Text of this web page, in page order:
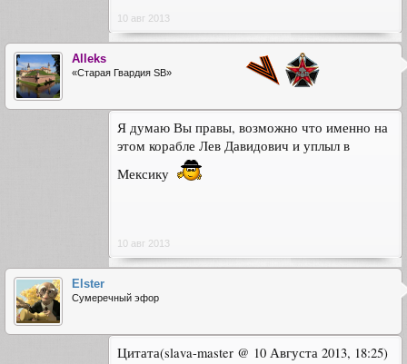
10 авг 2013
Alleks
«Старая Гвардия SB»
Я думаю Вы правы, возможно что именно на
этом корабле Лев Давидович и уплыл в
Мексику
10 авг 2013
Elster
Сумеречный эфор
Цитата(slava-master @ 10 Августа 2013, 18:25)